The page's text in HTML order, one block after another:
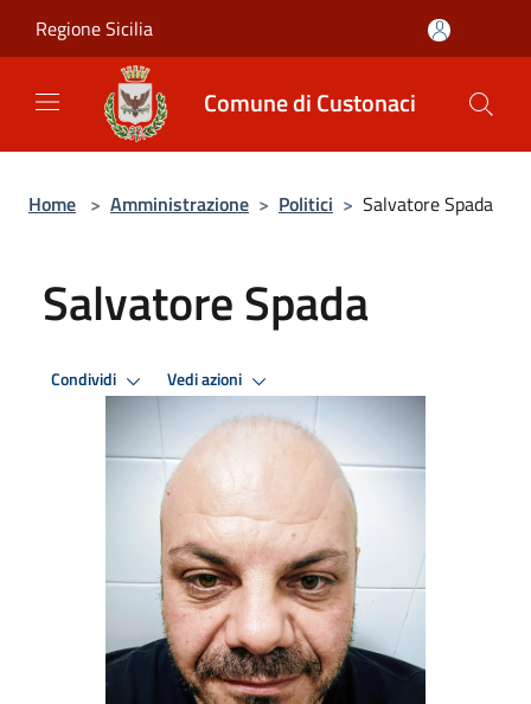
Regione Sicilia
Comune di Custonaci
Home > Amministrazione > Politici > Salvatore Spada
Salvatore Spada
Condividi Vedi azioni